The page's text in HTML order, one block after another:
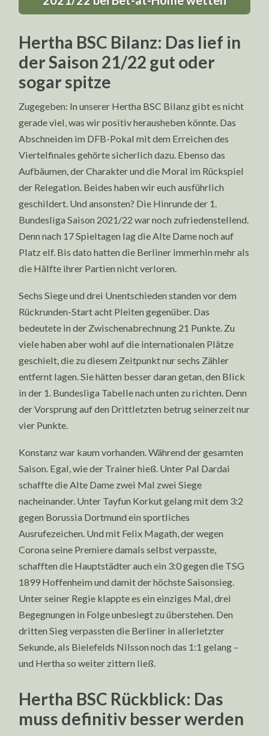
Hertha BSC Bilanz: Das lief in
der Saison 21/22 gut oder
sogar spitze
Zugegeben: In unserer Hertha BSC Bilanz gibt es nicht
gerade viel, was wir positiv herausheben könnte. Das
Abschneiden im DFB-Pokal mit dem Erreichen des
Viertelfinales gehörte sicherlich dazu. Ebenso das
Aufbäumen, der Charakter und die Moral im Rückspiel
der Relegation. Beides haben wir euch ausführlich
geschildert. Und ansonsten? Die Hinrunde der 1.
Bundesliga Saison 2021/22 war noch zufriedenstellend.
Denn nach 17 Spieltagen lag die Alte Dame noch auf
Platz elf. Bis dato hatten die Berliner immerhin mehr als
die Hälfte ihrer Partien nicht verloren.
Sechs Siege und drei Unentschieden standen vor dem
Rückrunden-Start acht Pleiten gegenüber. Das
bedeutete in der Zwischenabrechnung 21 Punkte. Zu
viele haben aber wohl auf die internationalen Plätze
geschielt, die zu diesem Zeitpunkt nur sechs Zähler
entfernt lagen. Sie hätten besser daran getan, den Blick
in der 1. Bundesliga Tabelle nach unten zu richten. Denn
der Vorsprung auf den Drittletzten betrug seinerzeit nur
vier Punkte.
Konstanz war kaum vorhanden. Während der gesamten
Saison. Egal, wie der Trainer hieß. Unter Pal Dardai
schaffte die Alte Dame zwei Mal zwei Siege
nacheinander. Unter Tayfun Korkut gelang mit dem 3:2
gegen Borussia Dortmund ein sportliches
Ausrufezeichen. Und mit Felix Magath, der wegen
Corona seine Premiere damals selbst verpasste,
schafften die Hauptstädter auch ein 3:0 gegen die TSG
1899 Hoffenheim und damit der höchste Saisonsieg.
Unter seiner Regie klappte es ein einziges Mal, drei
Begegnungen in Folge unbesiegt zu überstehen. Den
dritten Sieg verpassten die Berliner in allerletzter
Sekunde, als Bielefelds Nilsson noch das 1:1 gelang –
und Hertha so weiter zittern ließ.
Hertha BSC Rückblick: Das
muss definitiv besser werden